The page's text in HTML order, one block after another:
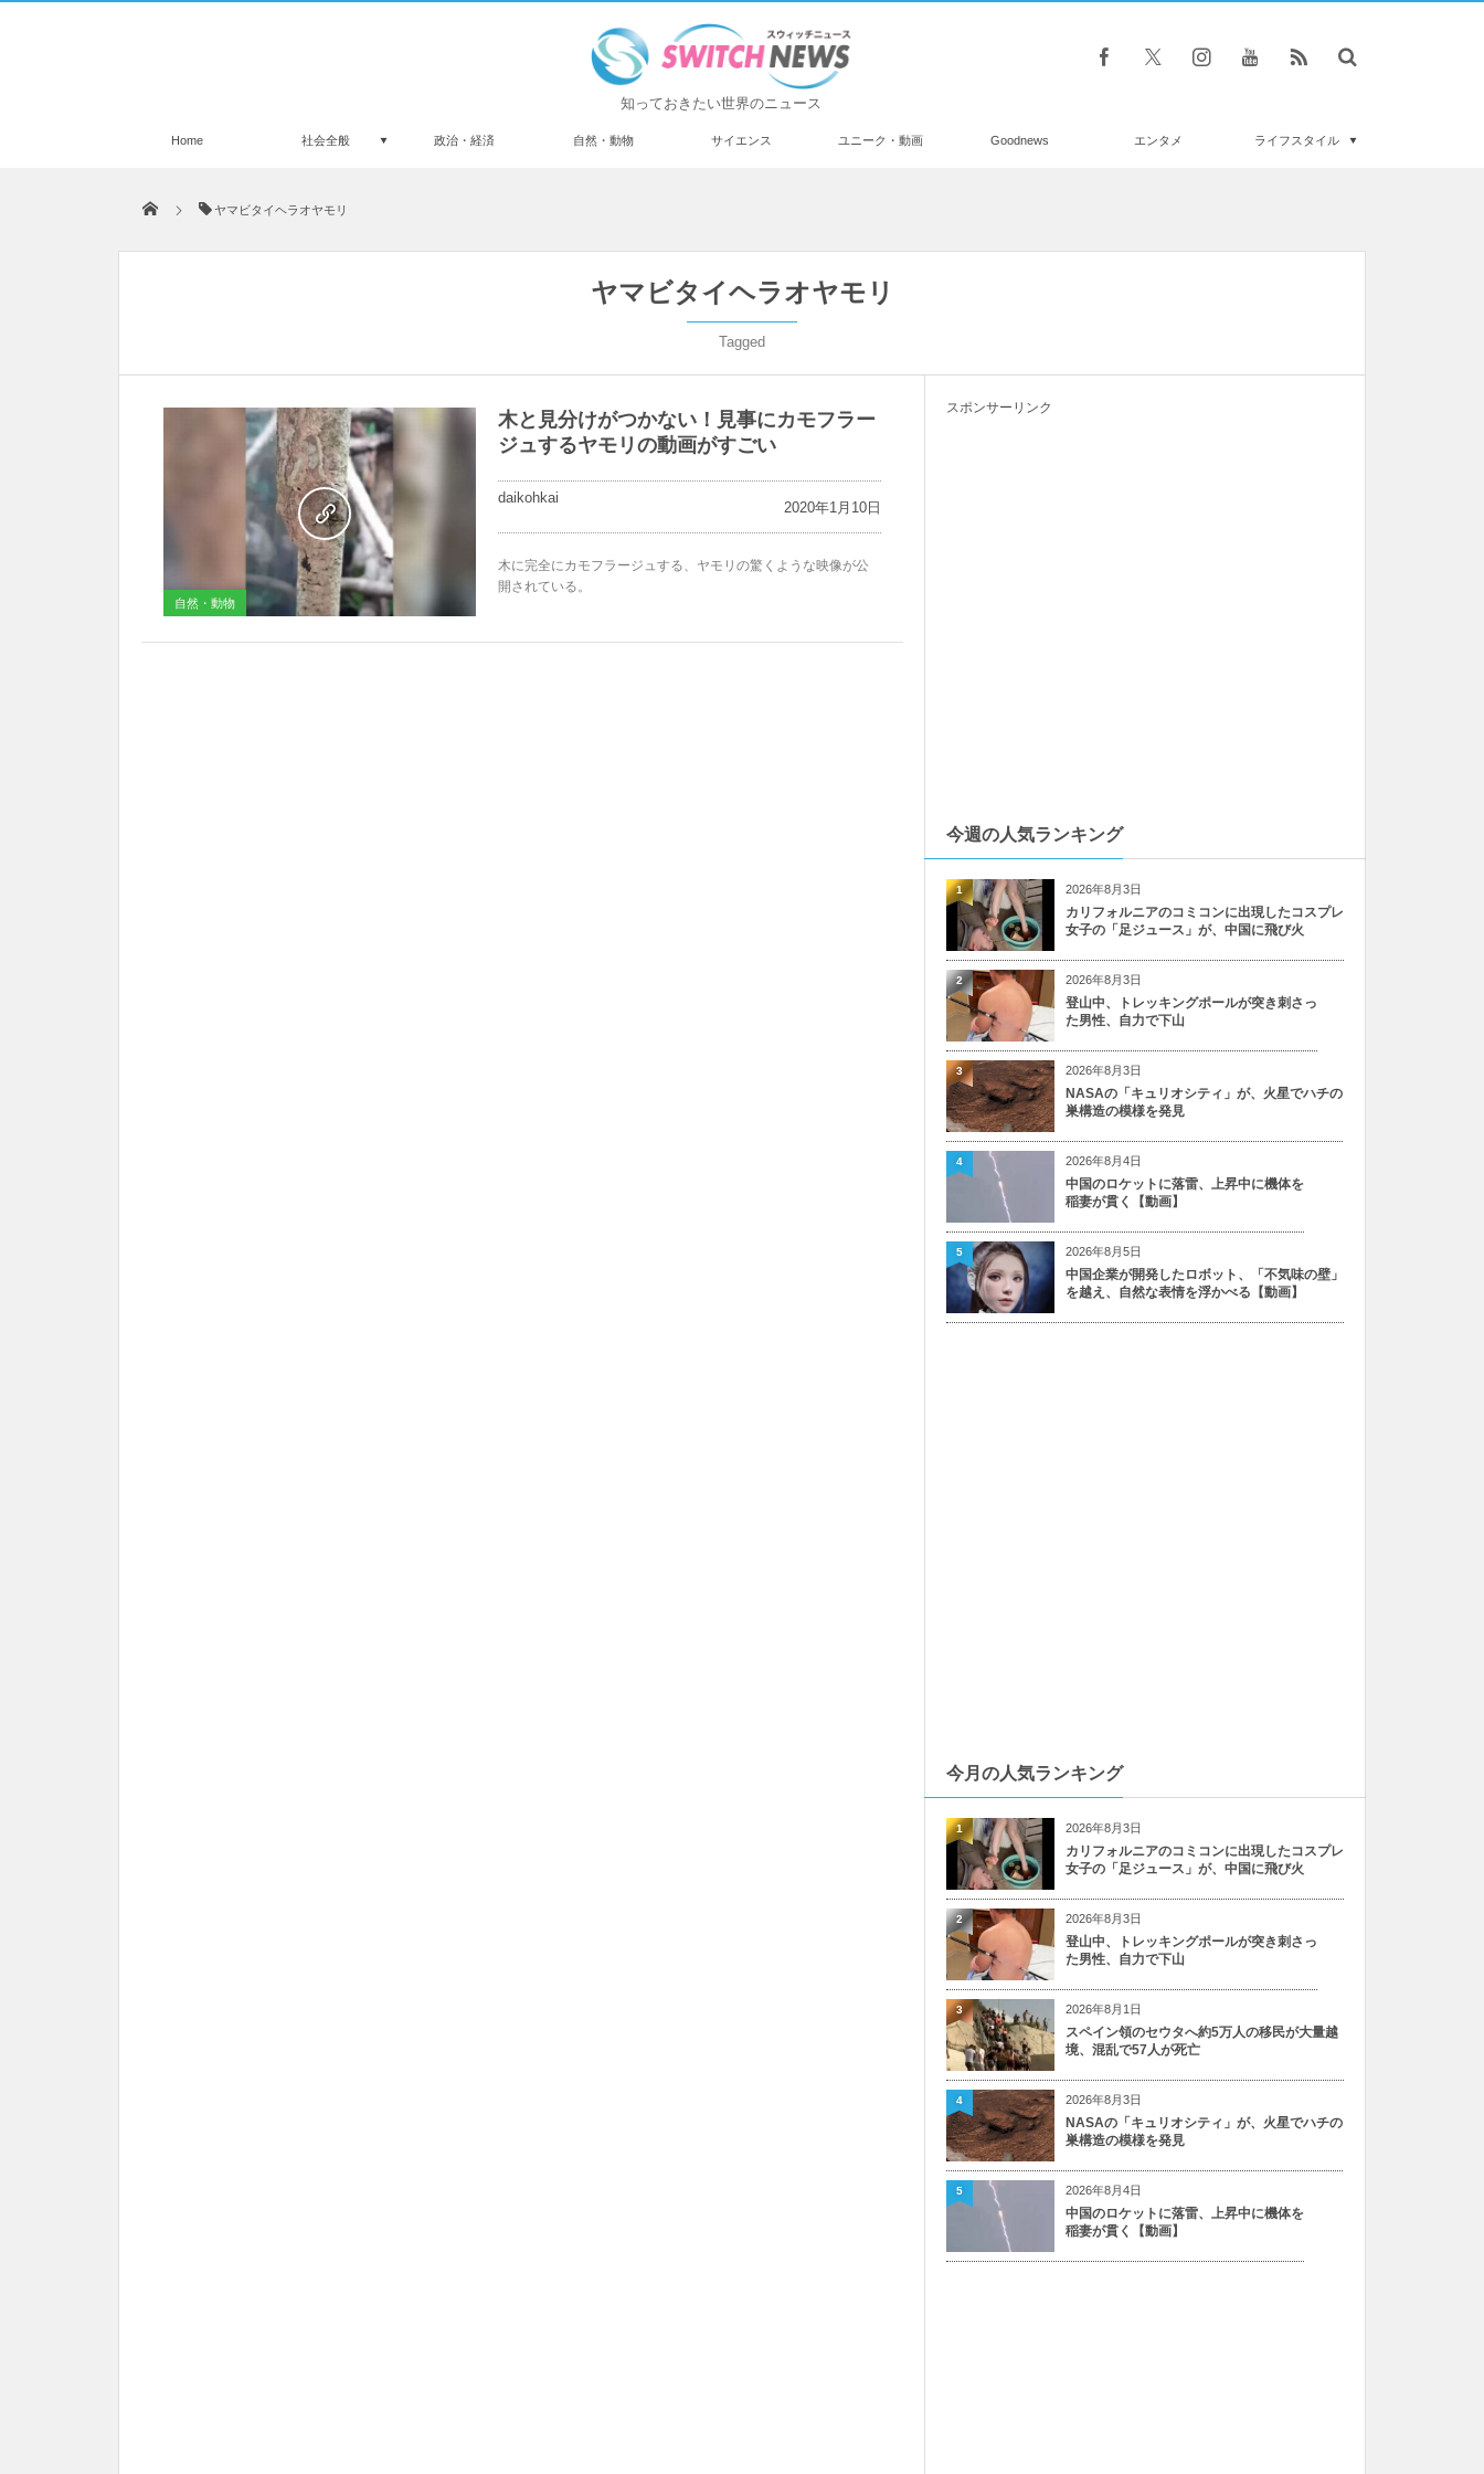
知っておきたい世界のニュース
Home 社会全般 政治・経済 自然・動物 サイエンス ユニーク・動画 Goodnews エンタメ ライフスタイル
ヤマビタイヘラオヤモリ
ヤマビタイヘラオヤモリ
Tagged
自然・動物
木と見分けがつかない！見事にカモフラー
ジュするヤモリの動画がすごい
daikohkai
2020年1月10日
木に完全にカモフラージュする、ヤモリの驚くような映像が公
開されている。
スポンサーリンク
今週の人気ランキング
2026年8月3日
カリフォルニアのコミコンに出現したコスプレ
女子の「足ジュース」が、中国に飛び火
1
2026年8月3日
登山中、トレッキングポールが突き刺さっ
た男性、自力で下山
2
2026年8月3日
NASAの「キュリオシティ」が、火星でハチの
巣構造の模様を発見
3
2026年8月4日
中国のロケットに落雷、上昇中に機体を
稲妻が貫く【動画】
4
2026年8月5日
中国企業が開発したロボット、「不気味の壁」
を越え、自然な表情を浮かべる【動画】
5
今月の人気ランキング
2026年8月3日
カリフォルニアのコミコンに出現したコスプレ
女子の「足ジュース」が、中国に飛び火
1
2026年8月3日
登山中、トレッキングポールが突き刺さっ
た男性、自力で下山
2
2026年8月1日
スペイン領のセウタへ約5万人の移民が大量越
境、混乱で57人が死亡
3
2026年8月3日
NASAの「キュリオシティ」が、火星でハチの
巣構造の模様を発見
4
2026年8月4日
中国のロケットに落雷、上昇中に機体を
稲妻が貫く【動画】
5